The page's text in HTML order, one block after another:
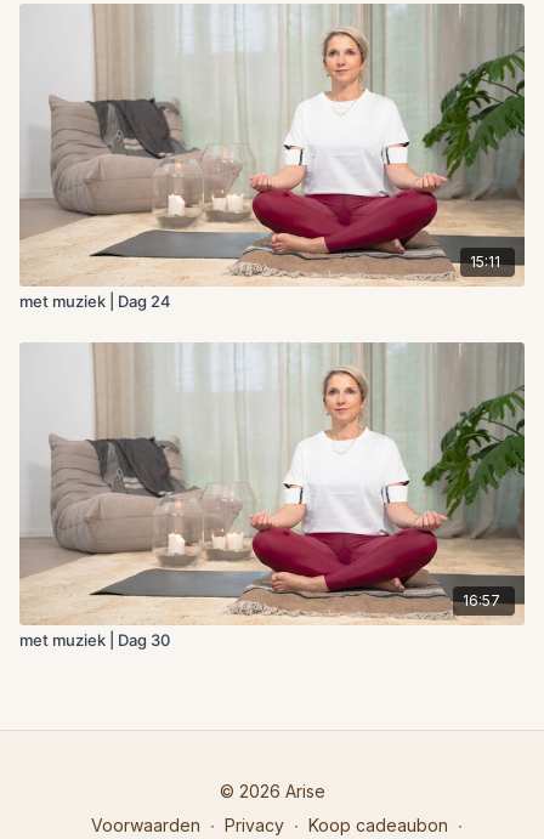
15:11
met muziek | Dag 24
16:57
met muziek | Dag 30
© 2026 Arise
Voorwaarden ∙ Privacy ∙ Koop cadeaubon ∙